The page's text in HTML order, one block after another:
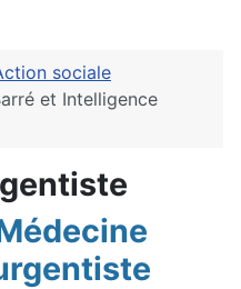
sociale
et Intelligence